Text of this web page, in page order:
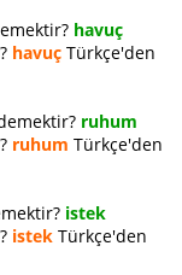
havuç
havuç Türkçe'den
ruhum
ruhum Türkçe'den
istek
istek Türkçe'den